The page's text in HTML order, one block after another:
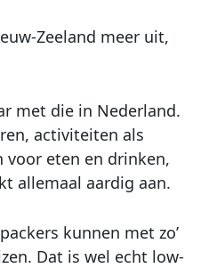
Zeeland meer uit,
met die in Nederland.
activiteiten als
voor eten en drinken,
allemaal aardig aan.
kunnen met zo’
Dat is wel echt low-